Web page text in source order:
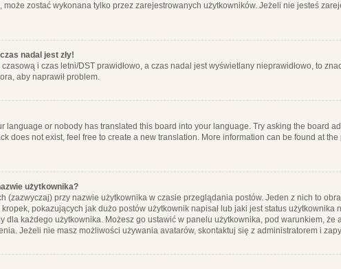
zostać wykonana tylko przez zarejestrowanych użytkowników. Jeżeli nie jesteś
nadal jest zły!
i czas letni/DST prawidłowo, a czas nadal jest wyświetlany nieprawidłowo, to
aby naprawił problem.
language or nobody has translated this board into your language. Try asking the board
does not exist, feel free to create a new translation. More information can be found at
użytkownika?
(zazwyczaj) przy nazwie użytkownika w czasie przeglądania postów. Jeden z nich to
pokazujących jak dużo postów użytkownik napisał lub jaki jest status użytkownika
dla każdego użytkownika. Możesz go ustawić w panelu użytkownika, pod warunkiem, że
Jeżeli nie masz możliwości używania avatarów, skontaktuj się z administratorem i